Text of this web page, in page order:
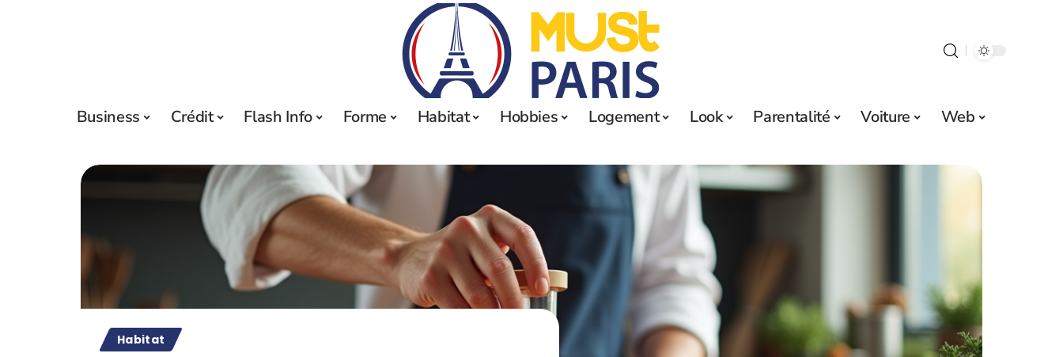
Business Crédit Flash Info Forme Habitat Hobbies Logement Look Parentalité Voiture Web
Habitat